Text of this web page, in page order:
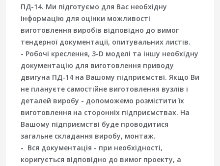
ПД-14. Ми підготуємо для Вас необхідну
інформацію для оцінки можливості
виготовлення виробів відповідно до вимог
тендерної документації, опитувальних листів.
- Робочі креслення, 3-D моделі та іншу необхідну
документацію для виготовлення приводу
двигуна ПД-14 на Вашому підприємстві. Якщо Ви
не плануєте самостійне виготовлення вузлів і
деталей виробу - допоможемо розмістити їх
виготовлення на сторонніх підприємствах. На
Вашому підприємстві буде проводитися
загальне складання виробу, монтаж.
- Вся документація - при необхідності,
коригується відповідно до вимог проекту, а